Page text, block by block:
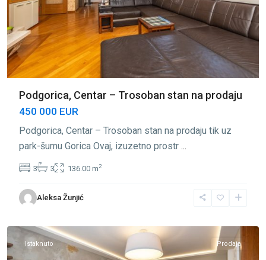
Podgorica, Centar – Trosoban stan na prodaju
450 000 EUR
Podgorica, Centar – Trosoban stan na prodaju tik uz
park-šumu Gorica Ovaj, izuzetno prostr ...
3 3 136.00 m2
Aleksa Žunjić
Centar
Podgorica,
Istaknuto Prodaja